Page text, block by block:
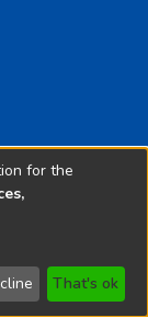
estan
por
for the
That's ok